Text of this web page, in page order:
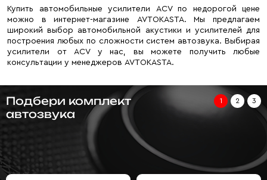
Купить автомобильные усилители ACV по недорогой цене
можно в интернет-магазине AVTOKASTA. Мы предлагаем
широкий выбор автомобильной акустики и усилителей для
построения любых по сложности систем автозвука. Выбирая
усилители от ACV у нас, вы можете получить любые
консультации у менеджеров AVTOKASTA.
Подбери комплект
автозвука
1 2 3